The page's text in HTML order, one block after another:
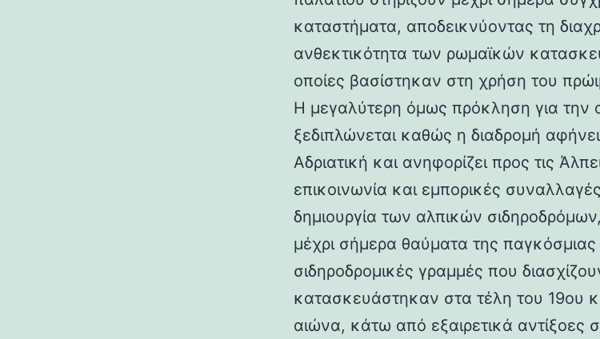
καταστήματα, αποδεικνύοντας τη
ανθεκτικότητα των ρωμαϊκών
οποίες βασίστηκαν στη χρήση του
Η μεγαλύτερη όμως πρόκληση για την
ξεδιπλώνεται καθώς η διαδρομή
Αδριατική και ανηφορίζει προς τις
επικοινωνία και εμπορικές
δημιουργία των αλπικών
μέχρι σήμερα θαύματα της
σιδηροδρομικές γραμμές που
κατασκευάστηκαν στα τέλη του 19ου
αιώνα, κάτω από εξαιρετικά αντίξοες